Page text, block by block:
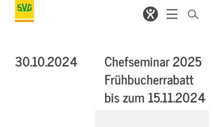
30.10.2024
Chefseminar 2025
Frühbucherrabatt
bis zum 15.11.2024